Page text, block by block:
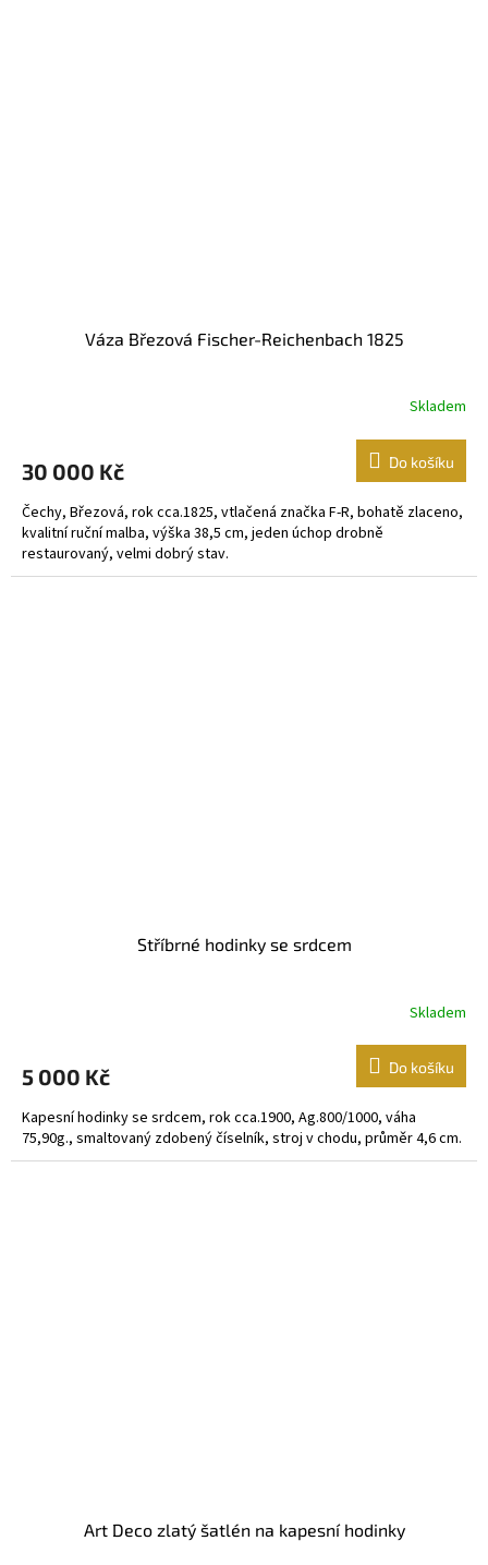
Váza Březová Fischer-Reichenbach 1825
Skladem
30 000 Kč Do košíku
Čechy, Březová, rok cca.1825, vtlačená značka F-R, bohatě zlaceno,
kvalitní ruční malba, výška 38,5 cm, jeden úchop drobně
restaurovaný, velmi dobrý stav.
Stříbrné hodinky se srdcem
Skladem
5 000 Kč Do košíku
Kapesní hodinky se srdcem, rok cca.1900, Ag.800/1000, váha
75,90g., smaltovaný zdobený číselník, stroj v chodu, průměr 4,6 cm.
Art Deco zlatý šatlén na kapesní hodinky